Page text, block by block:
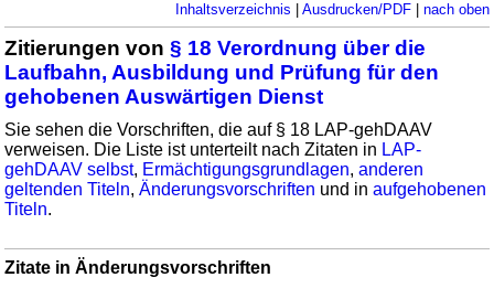
Inhaltsverzeichnis Ausdrucken/PDF| nach oben
Zitierungen von§ 18 Verordnung über die
Laufbahn, Ausbildung und Prüfung für den
gehobenen Auswärtigen Dienst
Sie sehen die Vorschriften, die auf § 18 LAP-gehDAAV
verweisen. Die Liste ist unterteilt nach Zitaten in LAP-
gehDAAV selbst, Ermächtigungsgrundlagen,anderen
geltenden Titeln,Änderungsvorschriften und inaufgehobenen
Titeln.
Zitate in Änderungsvorschriften